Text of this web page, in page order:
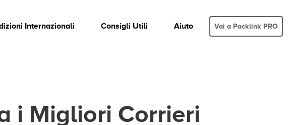
Internazionali Consigli Utili Aiuto Vai a Packlink PRO
i Migliori Corrieri